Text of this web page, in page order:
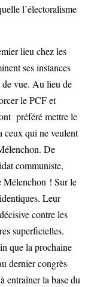
l’électoralisme
lieu chez les
ses instances
de vue. Au lieu de
le PCF et
préféré mettre le
ceux qui ne veulent
De
communiste,
Mélenchon ! Sur le
Leur
contre les
superficielles.
que la prochaine
dernier congrès
entraîner la base du